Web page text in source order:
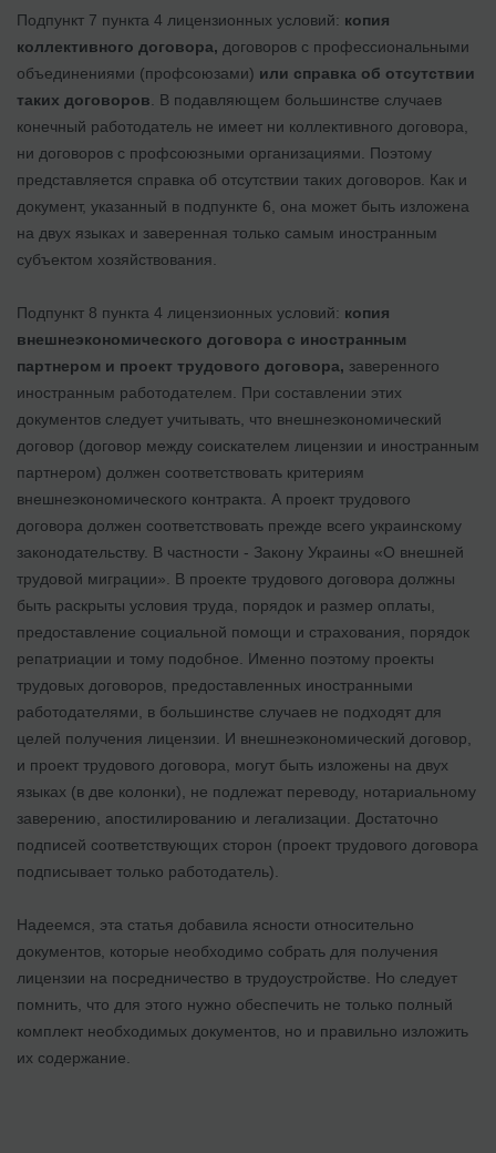
Подпункт 7 пункта 4 лицензионных условий: копия
коллективного договора, договоров с профессиональными
объединениями (профсоюзами) или справка об отсутствии
таких договоров . В подавляющем большинстве случаев
конечный работодатель не имеет ни коллективного договора,
ни договоров с профсоюзными организациями. Поэтому
представляется справка об отсутствии таких договоров. Как и
документ, указанный в подпункте 6, она может быть изложена
на двух языках и заверенная только самым иностранным
субъектом хозяйствования.
Подпункт 8 пункта 4 лицензионных условий: копия
внешнеэкономического договора с иностранным
партнером и проект трудового договора, заверенного
иностранным работодателем. При составлении этих
документов следует учитывать, что внешнеэкономический
договор (договор между соискателем лицензии и иностранным
партнером) должен соответствовать критериям
внешнеэкономического контракта. А проект трудового
договора должен соответствовать прежде всего украинскому
законодательству. В частности - Закону Украины «О внешней
трудовой миграции». В проекте трудового договора должны
быть раскрыты условия труда, порядок и размер оплаты,
предоставление социальной помощи и страхования, порядок
репатриации и тому подобное. Именно поэтому проекты
трудовых договоров, предоставленных иностранными
работодателями, в большинстве случаев не подходят для
целей получения лицензии. И внешнеэкономический договор,
и проект трудового договора, могут быть изложены на двух
языках (в две колонки), не подлежат переводу, нотариальному
заверению, апостилированию и легализации. Достаточно
подписей соответствующих сторон (проект трудового договора
подписывает только работодатель).
Надеемся, эта статья добавила ясности относительно
документов, которые необходимо собрать для получения
лицензии на посредничество в трудоустройстве. Но следует
помнить, что для этого нужно обеспечить не только полный
комплект необходимых документов, но и правильно изложить
их содержание.